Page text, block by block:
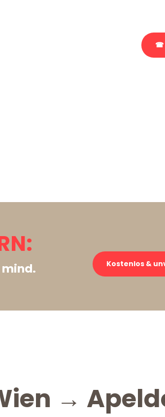
☎
mind.
Kostenlos &
→